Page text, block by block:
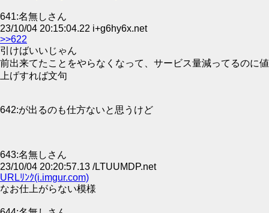
641:名無しさん
23/10/04 20:15:04.22 i+g6hy6x.net
>>622
引けばいいじゃん
前出来てたことをやらなくなって、サービス量減ってるのに値
上げすれば文句
642:が出るのも仕方ないと思うけど
643:名無しさん
23/10/04 20:20:57.13 /LTUUMDP.net
URLﾘﾝｸ(i.imgur.com)
なお仕上がらない模様